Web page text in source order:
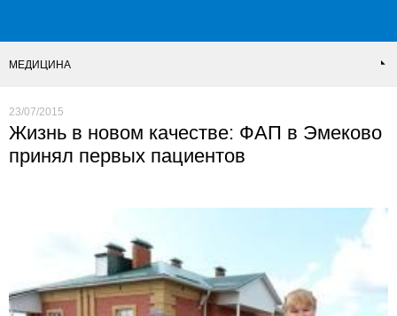
МЕДИЦИНА
23/07/2015
Жизнь в новом качестве: ФАП в Эмеково
принял первых пациентов